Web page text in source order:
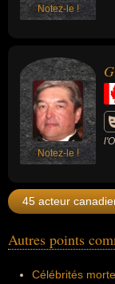
Notez-le !
Notez-le !
45 acteur
Autres points
Célébrités